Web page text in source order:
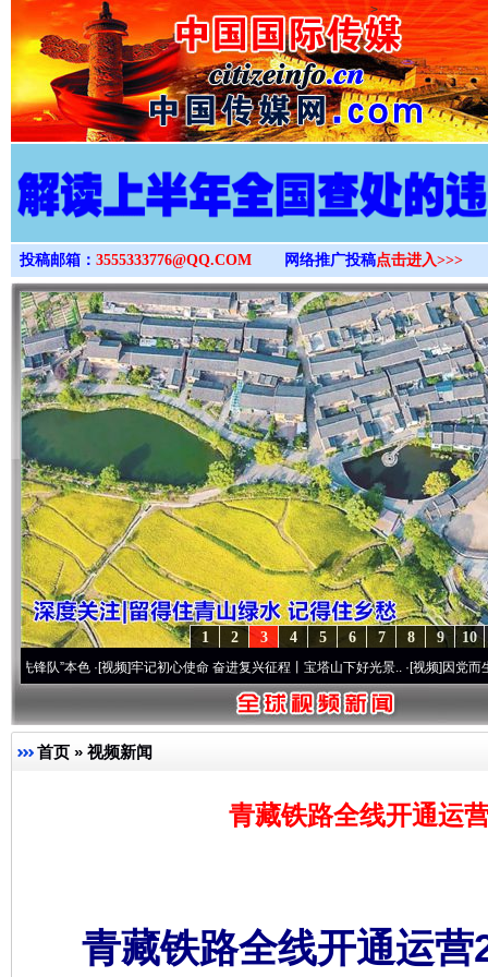
>
投稿邮箱： 3555333776@QQ.COM 网络推广投稿点击进入>>>
10
9
8
7
6
5
4
3
2
1
·[视频]牢记初心使命 奋进复兴征程丨宝塔山下好光景..·[视频]因党而生 为党而
首页 » 视频新闻
青藏铁路全线开通运
青藏铁路全线开通运